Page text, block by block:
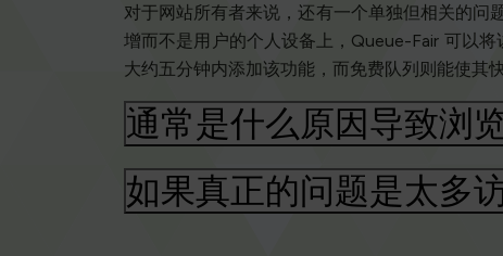
对于网站所有者来说，还有一个单独但相关的问
增而不是用户的个人设备上，Queue-Fair 可以
大约五分钟内添加该功能，而免费队列则能使其
通常是什么原因导致浏
如果真正的问题是太多